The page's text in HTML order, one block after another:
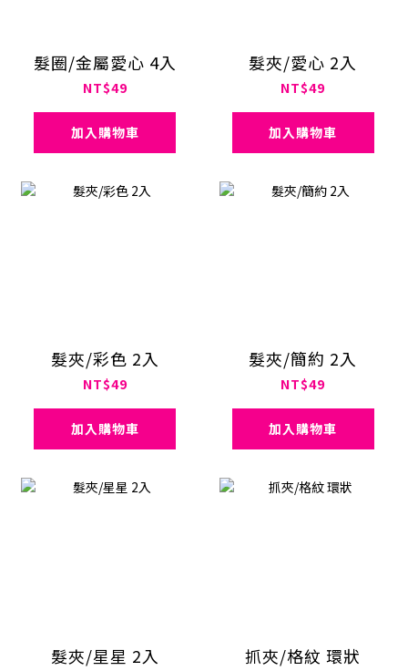
髮圈/金屬愛心 4入
NT$49
加入購物車
髮夾/愛心 2入
NT$49
加入購物車
髮夾/彩色 2入
NT$49
加入購物車
髮夾/簡約 2入
NT$49
加入購物車
髮夾/星星 2入 抓夾/格紋 環狀